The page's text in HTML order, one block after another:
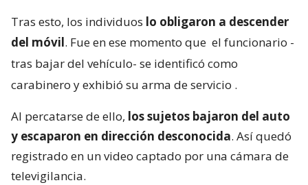
Tras esto, los individuos lo obligaron a descender
del móvil. Fue en ese momento que el funcionario -
tras bajar del vehículo- se identificó como
carabinero y exhibió su arma de servicio .
Al percatarse de ello, los sujetos bajaron del auto
y escaparon en dirección desconocida. Así quedó
registrado en un video captado por una cámara de
televigilancia.